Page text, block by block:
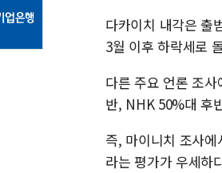
다카이치 내각은 출
3월 이후 하락세로
다른 주요 언론 조
반, NHK 50%대 후
즉, 마이니치 조사
라는 평가가 우세하